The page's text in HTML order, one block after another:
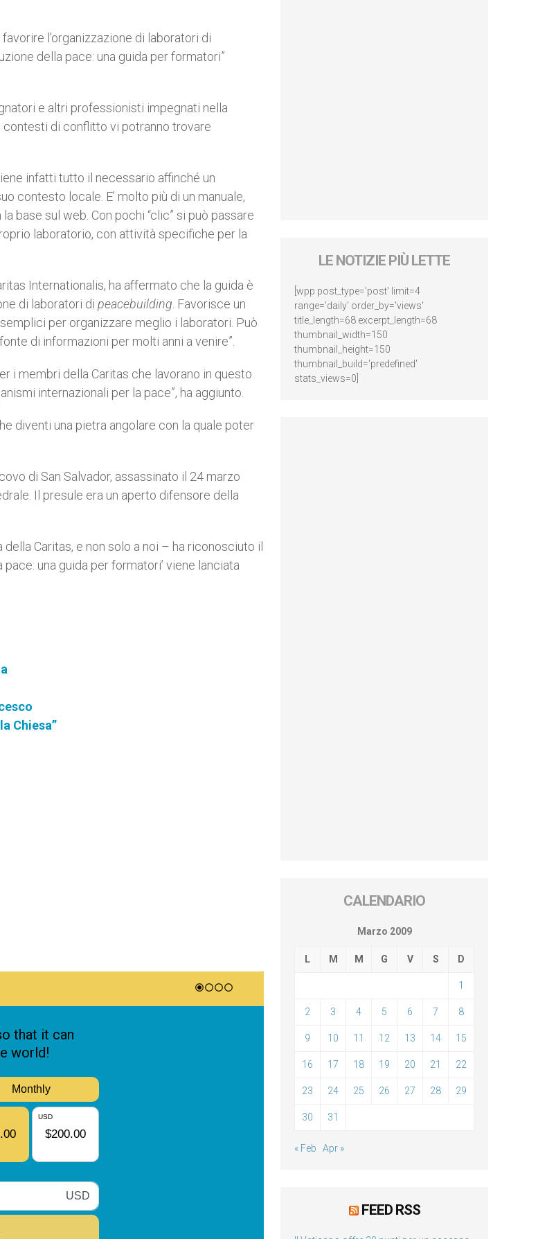
favorire l’organizzazione di laboratori di
della pace: una guida per formatori”
e altri professionisti impegnati nella
di conflitto vi potranno trovare
infatti tutto il necessario affinché un
contesto locale. E’ molto più di un manuale,
base sul web. Con pochi “clic” si può passare
laboratorio, con attività specifiche per la
Internationalis, ha affermato che la guida è
di laboratori di peacebuilding . Favorisce un
per organizzare meglio i laboratori. Può
di informazioni per molti anni a venire”.
i membri della Caritas che lavorano in questo
internazionali per la pace”, ha aggiunto.
diventi una pietra angolare con la quale poter
di San Salvador, assassinato il 24 marzo
Il presule era un aperto difensore della
Caritas, e non solo a noi – ha riconosciuto il
una guida per formatori’ viene lanciata
Chiesa”
LE NOTIZIE PIÙ LETTE
[wpp post_type='post' limit=4
range='daily' order_by='views'
title_length=68 excerpt_length=68
thumbnail_width=150
thumbnail_height=150
thumbnail_build='predefined'
stats_views=0]
CALENDARIO
Marzo 2009
L M M G V S D
1
2 3 4 5 6 7 8
9 10 11 12 13 14 15
16 17 18 19 20 21 22
23 24 25 26 27 28 29
30 31
« Feb Apr »
FEED RSS